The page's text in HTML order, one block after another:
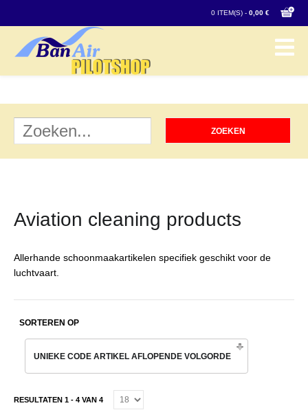
0 ITEM(S) - 0,00 €
Aviation cleaning products
Allerhande schoonmaakartikelen specifiek geschikt voor de
luchtvaart.
SORTEREN OP
UNIEKE CODE ARTIKEL AFLOPENDE VOLGORDE
RESULTATEN 1 - 4 VAN 4